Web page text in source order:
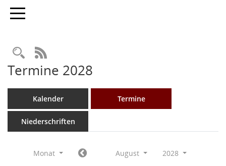
Toggle navigation
Rechercheauswahl
RSS-Feed
Termine 2028
Kalender Termine
Niederschriften
Monat August
2028